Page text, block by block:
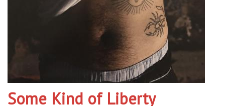
Some Kind of Liberty